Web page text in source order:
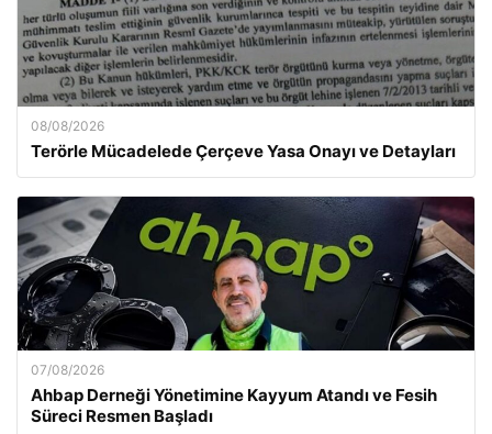
08/08/2026
Terörle Mücadelede Çerçeve Yasa Onayı ve Detayları
07/08/2026
Ahbap Derneği Yönetimine Kayyum Atandı ve Fesih
Süreci Resmen Başladı